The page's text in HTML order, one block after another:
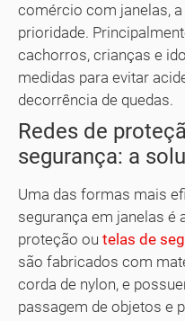
comércio com janelas,
prioridade.
cachorros, crianças e
medidas para evitar
decorrência de quedas.
Redes de
segurança: a
Uma das formas mais
segurança em janelas é
proteção ou telas de
são fabricados com
corda de nylon, e
passagem de objetos e